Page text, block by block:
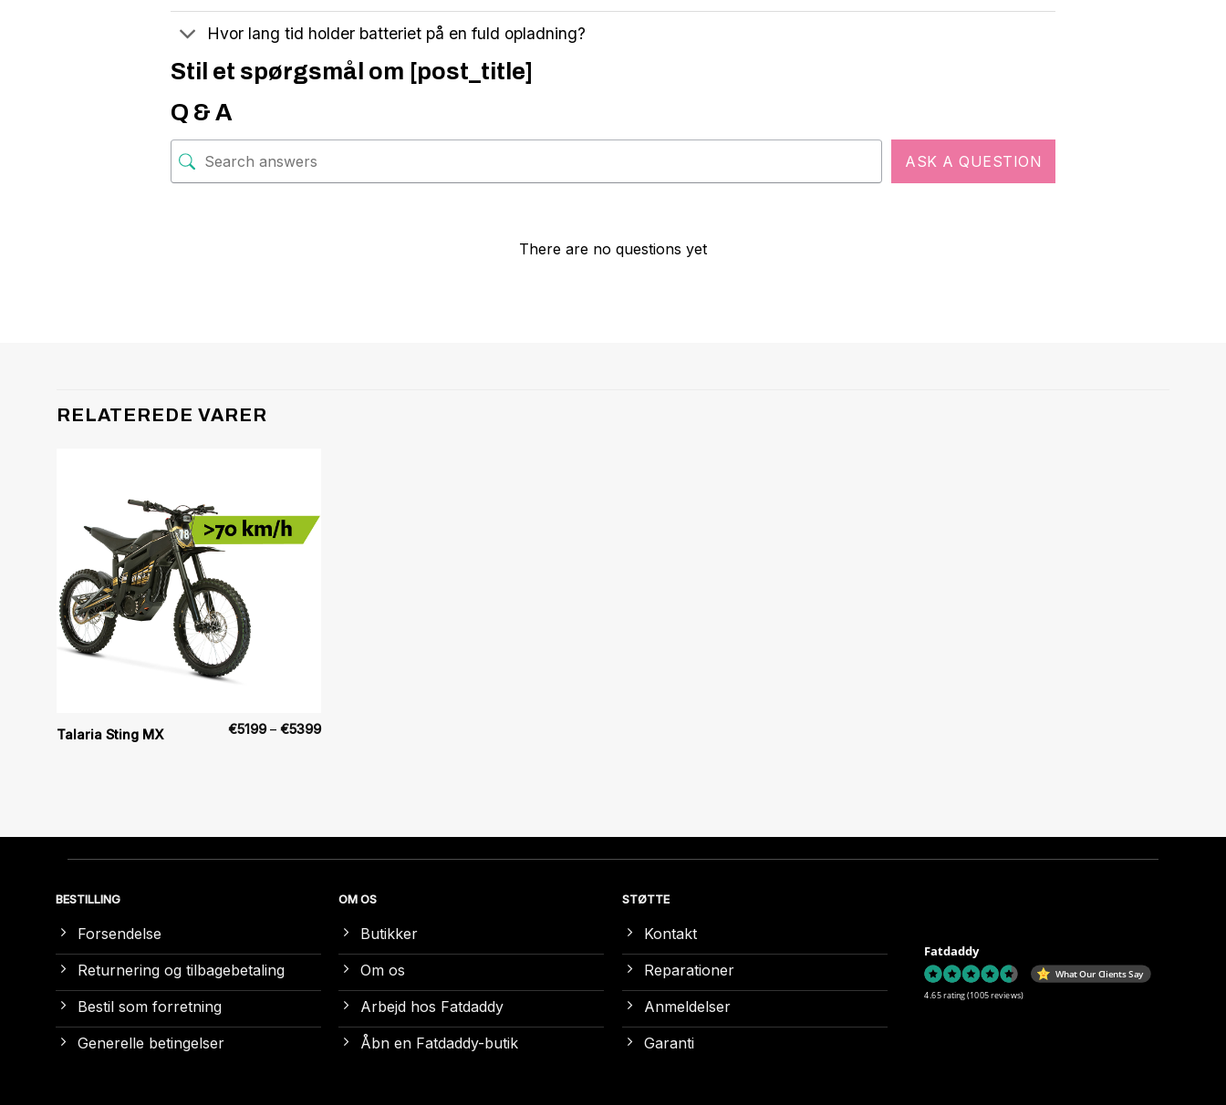
Hvor lang tid holder batteriet på en fuld opladning?
Stil et spørgsmål om [post_title]
Q & A
ASK A QUESTION
There are no questions yet
RELATEREDE VARER
Talaria Sting MX €5199 – €5399Prisinterval:
BESTILLING
Forsendelse
Returnering og tilbagebetaling
Bestil som forretning
Generelle betingelser
OM OS
Butikker
Om os
Arbejd hos Fatdaddy
Åbn en Fatdaddy-butik
STØTTE
Kontakt
Reparationer
Anmeldelser
Garanti
Fatdaddy
What Our Clients Say
4.65 rating (1005 reviews)